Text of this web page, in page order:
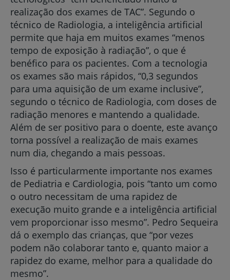
realização dos exames de TAC”. Segundo o
técnico de Radiologia, a inteligência artificial
permite que haja em muitos exames “menos
tempo de exposição à radiação”, o que é
benéfico para os pacientes. Com a tecnologia
os exames são mais rápidos, “0,3 segundos
para uma aquisição de um exame inclusive”,
segundo o técnico de Radiologia, com doses de
radiação menores e mantendo a qualidade.
Além de ser positivo para o doente, este avanço
torna possível a realização de mais exames
num dia, chegando a mais pessoas.
Isso é particularmente importante nos exames
de Pediatria e Cardiologia, pois “tanto um como
o outro necessitam de uma rapidez de
execução muito grande e a inteligência artificial
vem proporcionar isso mesmo”. Pedro Sequeira
dá o exemplo das crianças, que “por vezes
podem não colaborar tanto e, quanto maior a
rapidez do exame, melhor para a qualidade do
mesmo”.